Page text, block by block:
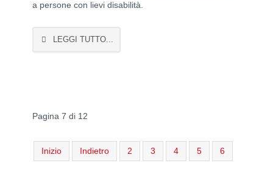
a persone con lievi disabilità.
LEGGI TUTTO...
Pagina 7 di 12
Inizio Indietro 2 3 4 5 6